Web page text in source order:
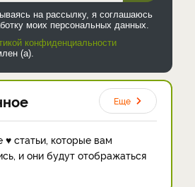
на рассылку, я соглашаюсь
моих персональных данных.
конфиденциальности
(а).
Еще
♥ статьи, которые вам
и они будут отображаться